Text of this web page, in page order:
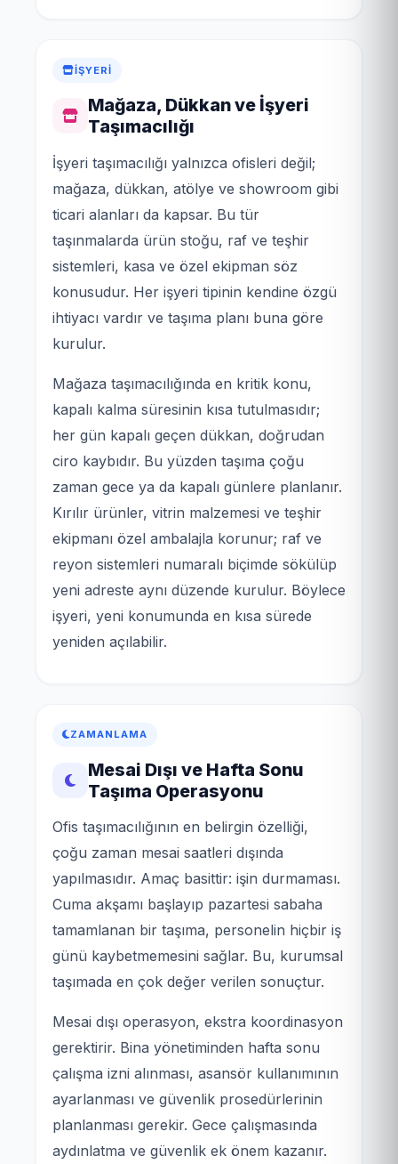
İŞYERI
Mağaza, Dükkan ve İşyeri
Taşımacılığı
İşyeri taşımacılığı yalnızca ofisleri değil;
mağaza, dükkan, atölye ve showroom gibi
ticari alanları da kapsar. Bu tür
taşınmalarda ürün stoğu, raf ve teşhir
sistemleri, kasa ve özel ekipman söz
konusudur. Her işyeri tipinin kendine özgü
ihtiyacı vardır ve taşıma planı buna göre
kurulur.
Mağaza taşımacılığında en kritik konu,
kapalı kalma süresinin kısa tutulmasıdır;
her gün kapalı geçen dükkan, doğrudan
ciro kaybıdır. Bu yüzden taşıma çoğu
zaman gece ya da kapalı günlere planlanır.
Kırılır ürünler, vitrin malzemesi ve teşhir
ekipmanı özel ambalajla korunur; raf ve
reyon sistemleri numaralı biçimde sökülüp
yeni adreste aynı düzende kurulur. Böylece
işyeri, yeni konumunda en kısa sürede
yeniden açılabilir.
ZAMANLAMA
Mesai Dışı ve Hafta Sonu
Taşıma Operasyonu
Ofis taşımacılığının en belirgin özelliği,
çoğu zaman mesai saatleri dışında
yapılmasıdır. Amaç basittir: işin durmaması.
Cuma akşamı başlayıp pazartesi sabaha
tamamlanan bir taşıma, personelin hiçbir iş
günü kaybetmemesini sağlar. Bu, kurumsal
taşımada en çok değer verilen sonuçtur.
Mesai dışı operasyon, ekstra koordinasyon
gerektirir. Bina yönetiminden hafta sonu
çalışma izni alınması, asansör kullanımının
ayarlanması ve güvenlik prosedürlerinin
planlanması gerekir. Gece çalışmasında
aydınlatma ve güvenlik ek önem kazanır.